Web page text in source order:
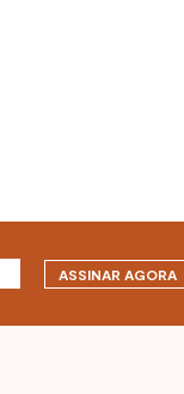
ASSINAR AGORA